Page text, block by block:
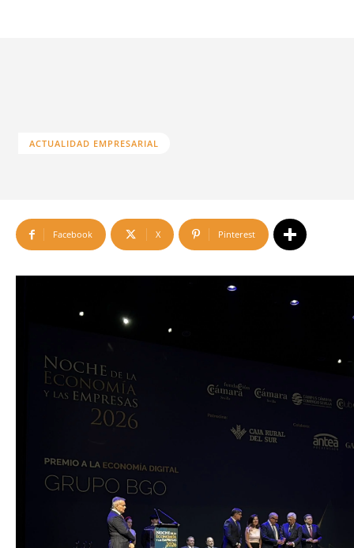
ACTUALIDAD EMPRESARIAL
Facebook X Pinterest